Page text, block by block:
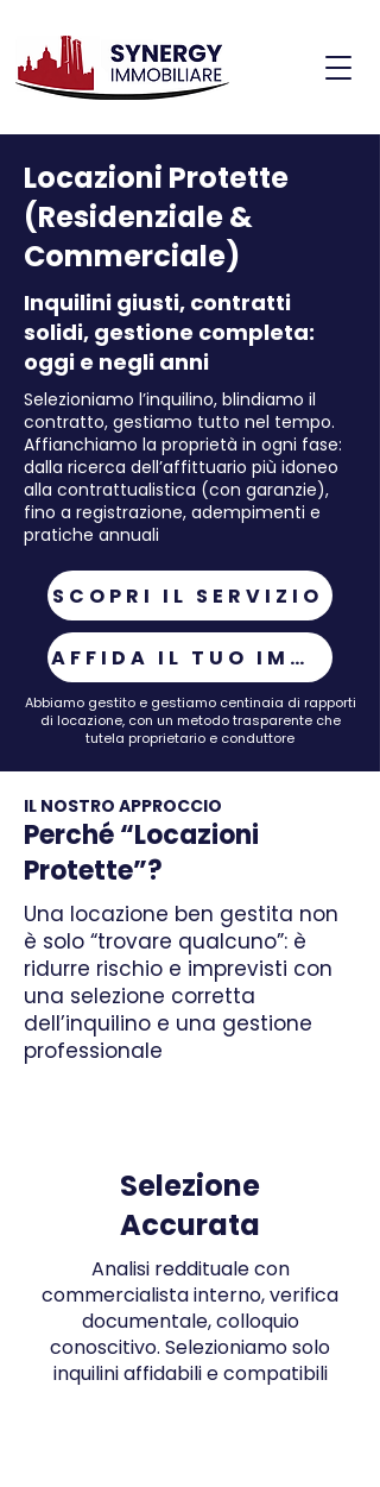
Locazioni Protette
(Residenziale &
Commerciale)
Inquilini giusti, contratti
solidi, gestione completa:
oggi e negli anni
Selezioniamo l’inquilino, blindiamo il
contratto, gestiamo tutto nel tempo.
Affianchiamo la proprietà in ogni fase:
dalla ricerca dell’affittuario più idoneo
alla contrattualistica (con garanzie),
fino a registrazione, adempimenti e
pratiche annuali
SCOPRI IL SERVIZIO
AFFIDA IL TUO IMMOBILE
Abbiamo gestito e gestiamo centinaia di rapporti
di locazione, con un metodo trasparente che
tutela proprietario e conduttore
IL NOSTRO APPROCCIO
Perché “Locazioni
Protette”?
Una locazione ben gestita non
è solo “trovare qualcuno”: è
ridurre rischio e imprevisti con
una selezione corretta
dell’inquilino e una gestione
professionale
Selezione
Accurata
Analisi reddituale con
commercialista interno, verifica
documentale, colloquio
conoscitivo. Selezioniamo solo
inquilini affidabili e compatibili